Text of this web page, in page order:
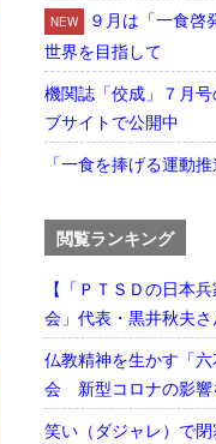
NEW
９月は「一食
世界を目指して
機関誌「佼成」７月
ブサイトで公開中
「一食を捧げる運動
閲覧ランキング
【「ＰＴＳＤの日本
会」代表・黒井秋夫
仏教精神を生かす「
会 新型コロナの影響
笑い（ダジャレ）で